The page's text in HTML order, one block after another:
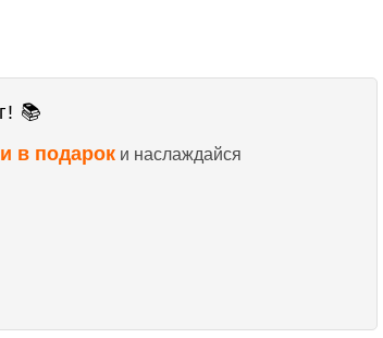
📚
в подарок и наслаждайся